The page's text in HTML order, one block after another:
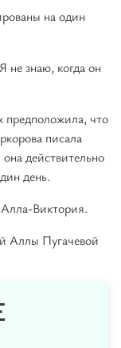
на один
не знаю, когда он
предположила, что
писала
действительно
день.
Виктория.
Аллы Пугачевой